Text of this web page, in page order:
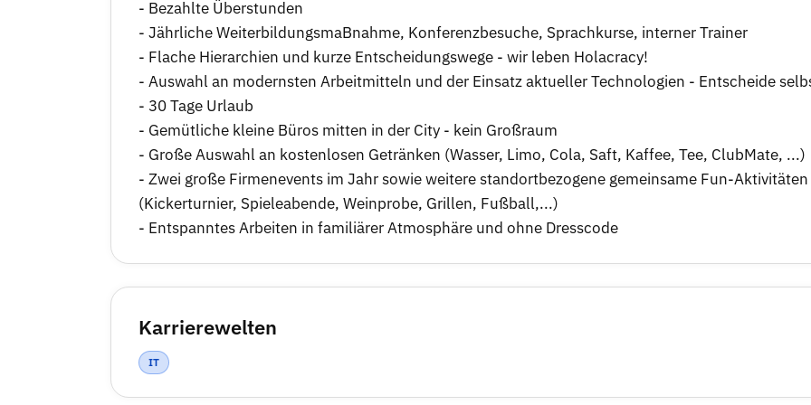
- Bezahlte Überstunden
- Jährliche WeiterbildungsmaBnahme, Konferenzbesuche, Sprachkurse, interner Trainer
- Flache Hierarchien und kurze Entscheidungswege - wir leben Holacracy!
- Auswahl an modernsten Arbeitmitteln und der Einsatz aktueller Technologien - Entscheide
- 30 Tage Urlaub
- Gemütliche kleine Büros mitten in der City - kein Großraum
- Große Auswahl an kostenlosen Getränken (Wasser, Limo, Cola, Saft, Kaffee, Tee, ClubMate, ...)
- Zwei große Firmenevents im Jahr sowie weitere standortbezogene gemeinsame Fun-Aktivitäten
(Kickerturnier, Spieleabende, Weinprobe, Grillen, Fußball,...)
- Entspanntes Arbeiten in familiärer Atmosphäre und ohne Dresscode
Karrierewelten
IT